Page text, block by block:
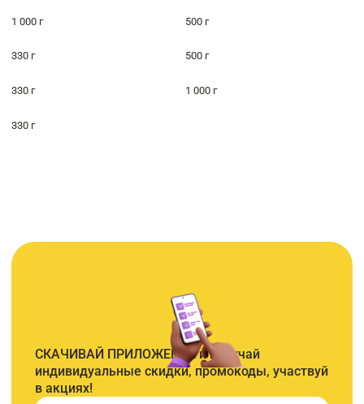
1 000 г 500 г
330 г 500 г
330 г 1 000 г
330 г
СКАЧИВАЙ ПРИЛОЖЕНИЕ и получай
индивидуальные скидки, промокоды, участвуй
в акциях!